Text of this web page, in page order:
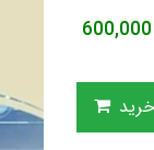
600,000